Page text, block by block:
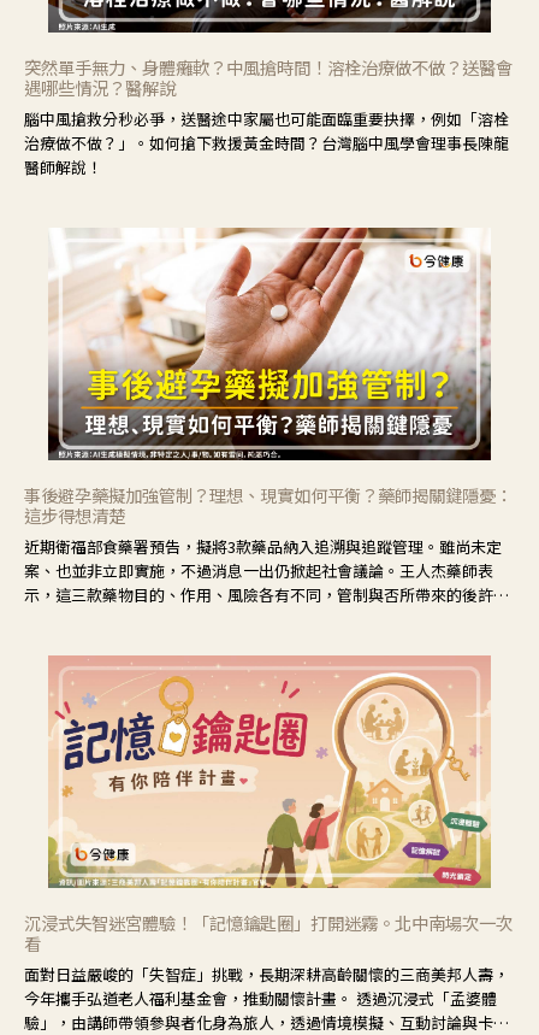
突然單手無力、身體癱軟？中風搶時間！溶栓治療做不做？送醫會
遇哪些情況？醫解說
腦中風搶救分秒必爭，送醫途中家屬也可能面臨重要抉擇，例如「溶栓
治療做不做？」。如何搶下救援黃金時間？台灣腦中風學會理事長陳龍
醫師解說！
事後避孕藥擬加強管制？理想、現實如何平衡？藥師揭關鍵隱憂：
這步得想清楚
近期衛福部食藥署預告，擬將3款藥品納入追溯與追蹤管理。雖尚未定
案、也並非立即實施，不過消息一出仍掀起社會議論。王人杰藥師表
示，這三款藥物目的、作用、風險各有不同，管制與否所帶來的後許影
沉浸式失智迷宮體驗！「記憶鑰匙圈」打開迷霧。北中南場次一次
看
面對日益嚴峻的「失智症」挑戰，長期深耕高齡關懷的三商美邦人壽，
今年攜手弘道老人福利基金會，推動關懷計畫。 透過沉浸式「孟婆體
驗」，由講師帶領參與者化身為旅人，透過情境模擬、互動討論與卡牌